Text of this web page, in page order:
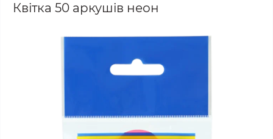
Квітка 50 аркушів неон